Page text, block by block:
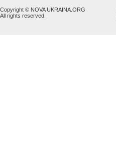
Copyright © NOVA UKRAINA.ORG
All rights reserved.